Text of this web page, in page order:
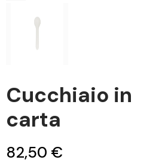
Cucchiaio in
carta
82,50 €